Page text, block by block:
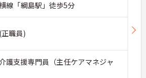
線「綱島駅」徒歩5分
職員)
護支援専門員（主任ケアマネジャ